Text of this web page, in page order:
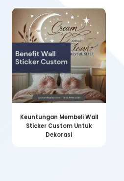
Keuntungan Membeli Wall
Sticker Custom Untuk
Dekorasi